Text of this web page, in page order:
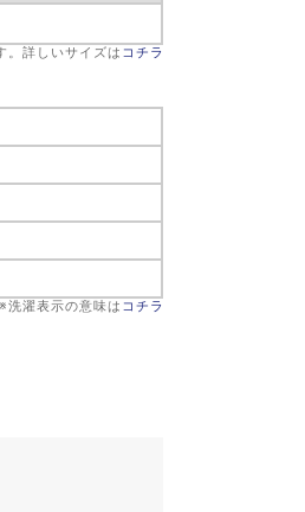
。詳しいサイズは コチラ
※洗濯表示の意味は コチラ